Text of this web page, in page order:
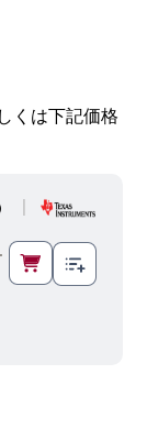
くは下記価格